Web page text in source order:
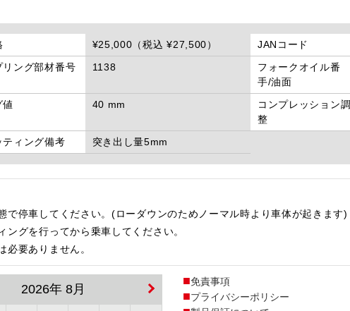
¥25,000（税込 ¥27,500） JANコード
リング部材番号 1138
フォークオイル番
手/油面
値 40 mm
コンプレッション調
整
ティング備考 突き出し量5mm
停車してください。(ローダウンのためノーマル時より車体が起きます)
グを行ってから乗車してください。
要ありません。
2026年 8月
免責事項
プライバシーポリシー